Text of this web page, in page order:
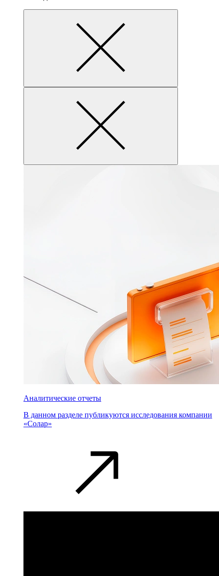
Аналитические отчеты
В данном разделе публикуются исследования компании
«Солар»